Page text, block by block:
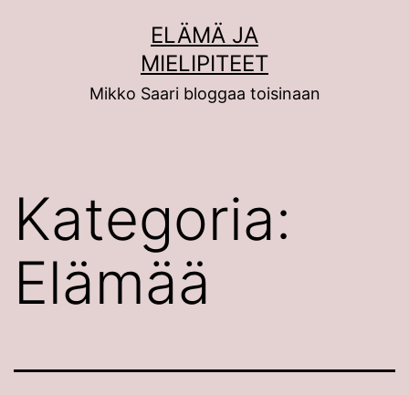
ELÄMÄ JA
MIELIPITEET
Mikko Saari bloggaa toisinaan
Kategoria:
Elämää